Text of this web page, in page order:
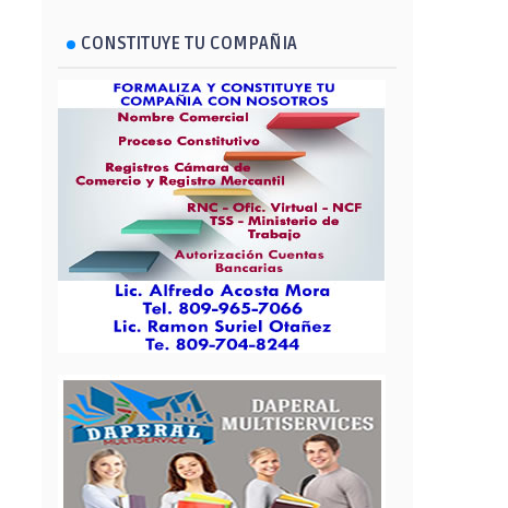
CONSTITUYE TU COMPAÑIA